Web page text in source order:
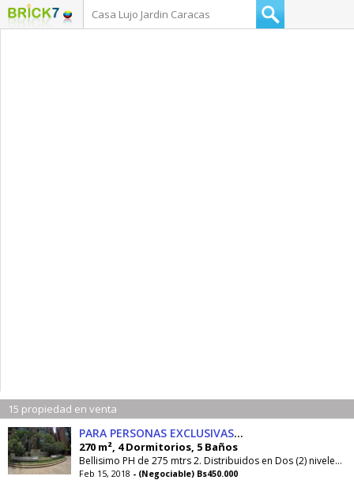
15 propiedad en venta
PARA PERSONAS EXCLUSIVAS Y DE LUJO
270 m², 4 Dormitorios, 5 Baños
Bellisimo PH de 275 mtrs 2. Distribuidos en Dos (2) niveles. Y con Excelentes acabados de primera y de muy buen gusto ubicado en una calle ciega de...
Feb 15, 2018 - (Negociable) Bs450.000